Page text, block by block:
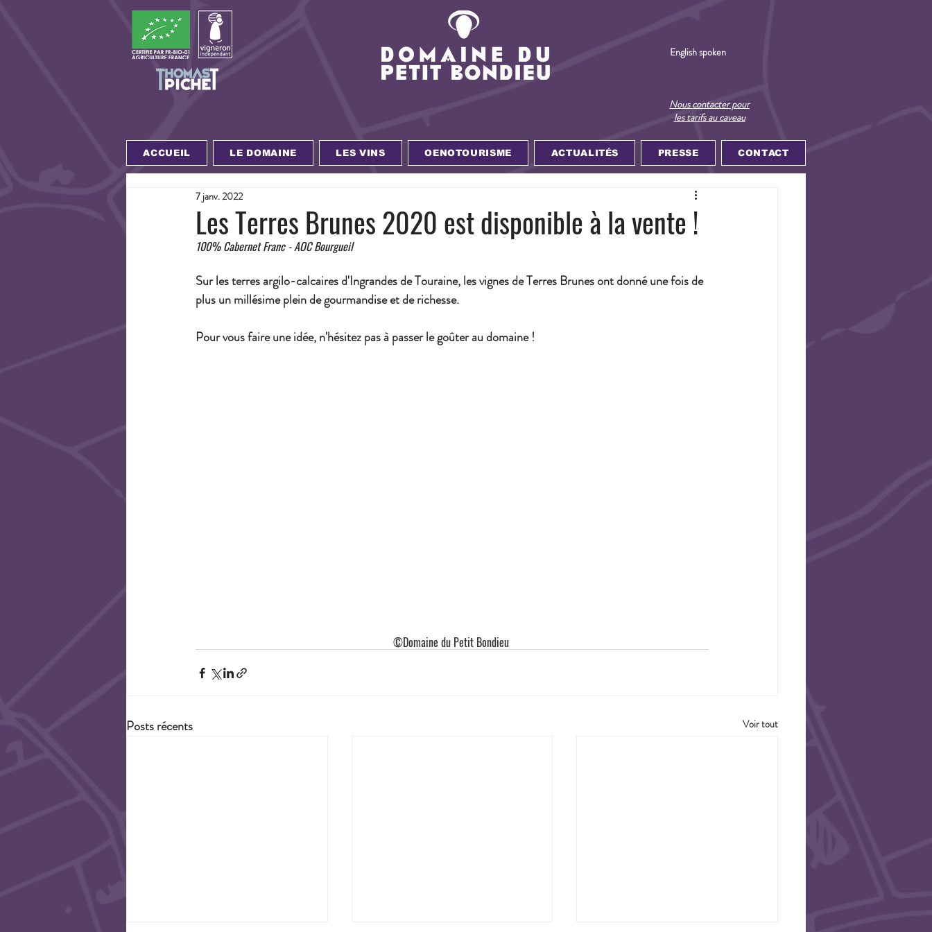
English spoken
Nous contacter pour
les tarifs au caveau
ACCUEIL LE DOMAINE LES VINS OENOTOURISME ACTUALITÉS PRESSE CONTACT
Les Terres Brunes 2020 est disponible à la vente !
7 janv. 2022
100% Cabernet Franc - AOC Bourgueil
Sur les terres argilo-calcaires d'Ingrandes de Touraine, les vignes de Terres Brunes ont donné une fois de
plus un millésime plein de gourmandise et de richesse.
Pour vous faire une idée, n'hésitez pas à passer le goûter au domaine !
©Domaine du Petit Bondieu
Posts récents Voir tout